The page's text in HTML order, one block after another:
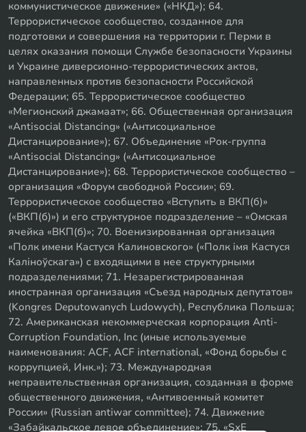
коммунистическое движение» («НКД»); 64.
Террористическое сообщество, созданное для
подготовки и совершения на территории г. Перми в
целях оказания помощи Службе безопасности Украины
и Украине диверсионно-террористических актов,
направленных против безопасности Российской
Федерации; 65. Террористическое сообщество
«Мегионский джамаат»; 66. Общественная организация
«Antisocial Distancing» («Антисоциальное
Дистанцирование»); 67. Объединение «Рок-группа
«Antisocial Distancing» («Антисоциальное
Дистанцирование»); 68. Террористическое сообщество –
организация «Форум свободной России»; 69.
Террористическое сообщество «Вступить в ВКП(б)»
(«ВКП(б)») и его структурное подразделение – «Омская
ячейка «ВКП(б)»; 70. Военизированная организация
«Полк имени Кастуся Калиновского» («Полк iмя Кастуся
Калiноўскага») с входящими в нее структурными
подразделениями; 71. Незарегистрированная
иностранная организация «Съезд народных депутатов»
(Kongres Deputowanych Ludowych), Республика Польша;
72. Американская некоммерческая корпорация Anti-
Corruption Foundation, Inc (иные используемые
наименования: ACF, ACF international, «Фонд борьбы с
коррупцией, Инк.»); 73. Международная
неправительственная организация, созданная в форме
общественного движения, «Антивоенный комитет
России» (Russian antiwar committee); 74. Движение
«Забайкальское левое объединение»; 75. «SxE